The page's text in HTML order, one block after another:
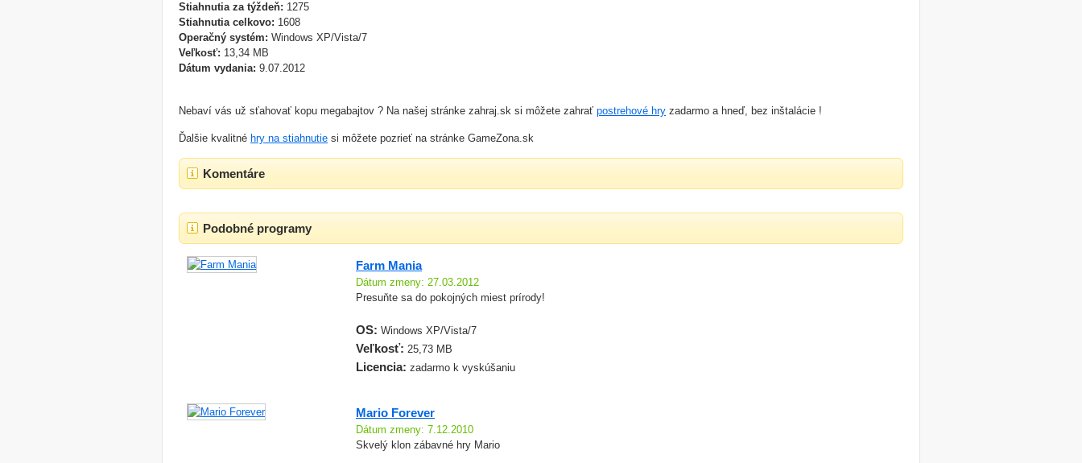
Stiahnutia za týždeň: 1275
Stiahnutia celkovo: 1608
Operačný systém: Windows XP/Vista/7
Veľkosť: 13,34 MB
Dátum vydania: 9.07.2012
Nebaví vás už sťahovať kopu megabajtov ? Na našej stránke zahraj.sk si môžete zahrať postrehové hry zadarmo a hneď, bez inštalácie !
Ďalšie kvalitné hry na stiahnutie si môžete pozrieť na stránke GameZona.sk
Komentáre
Podobné programy
Farm Mania
Dátum zmeny: 27.03.2012
Presuňte sa do pokojných miest prírody!
OS: Windows XP/Vista/7
Veľkosť: 25,73 MB
Licencia: zadarmo k vyskúšaniu
Mario Forever
Dátum zmeny: 7.12.2010
Skvelý klon zábavné hry Mario